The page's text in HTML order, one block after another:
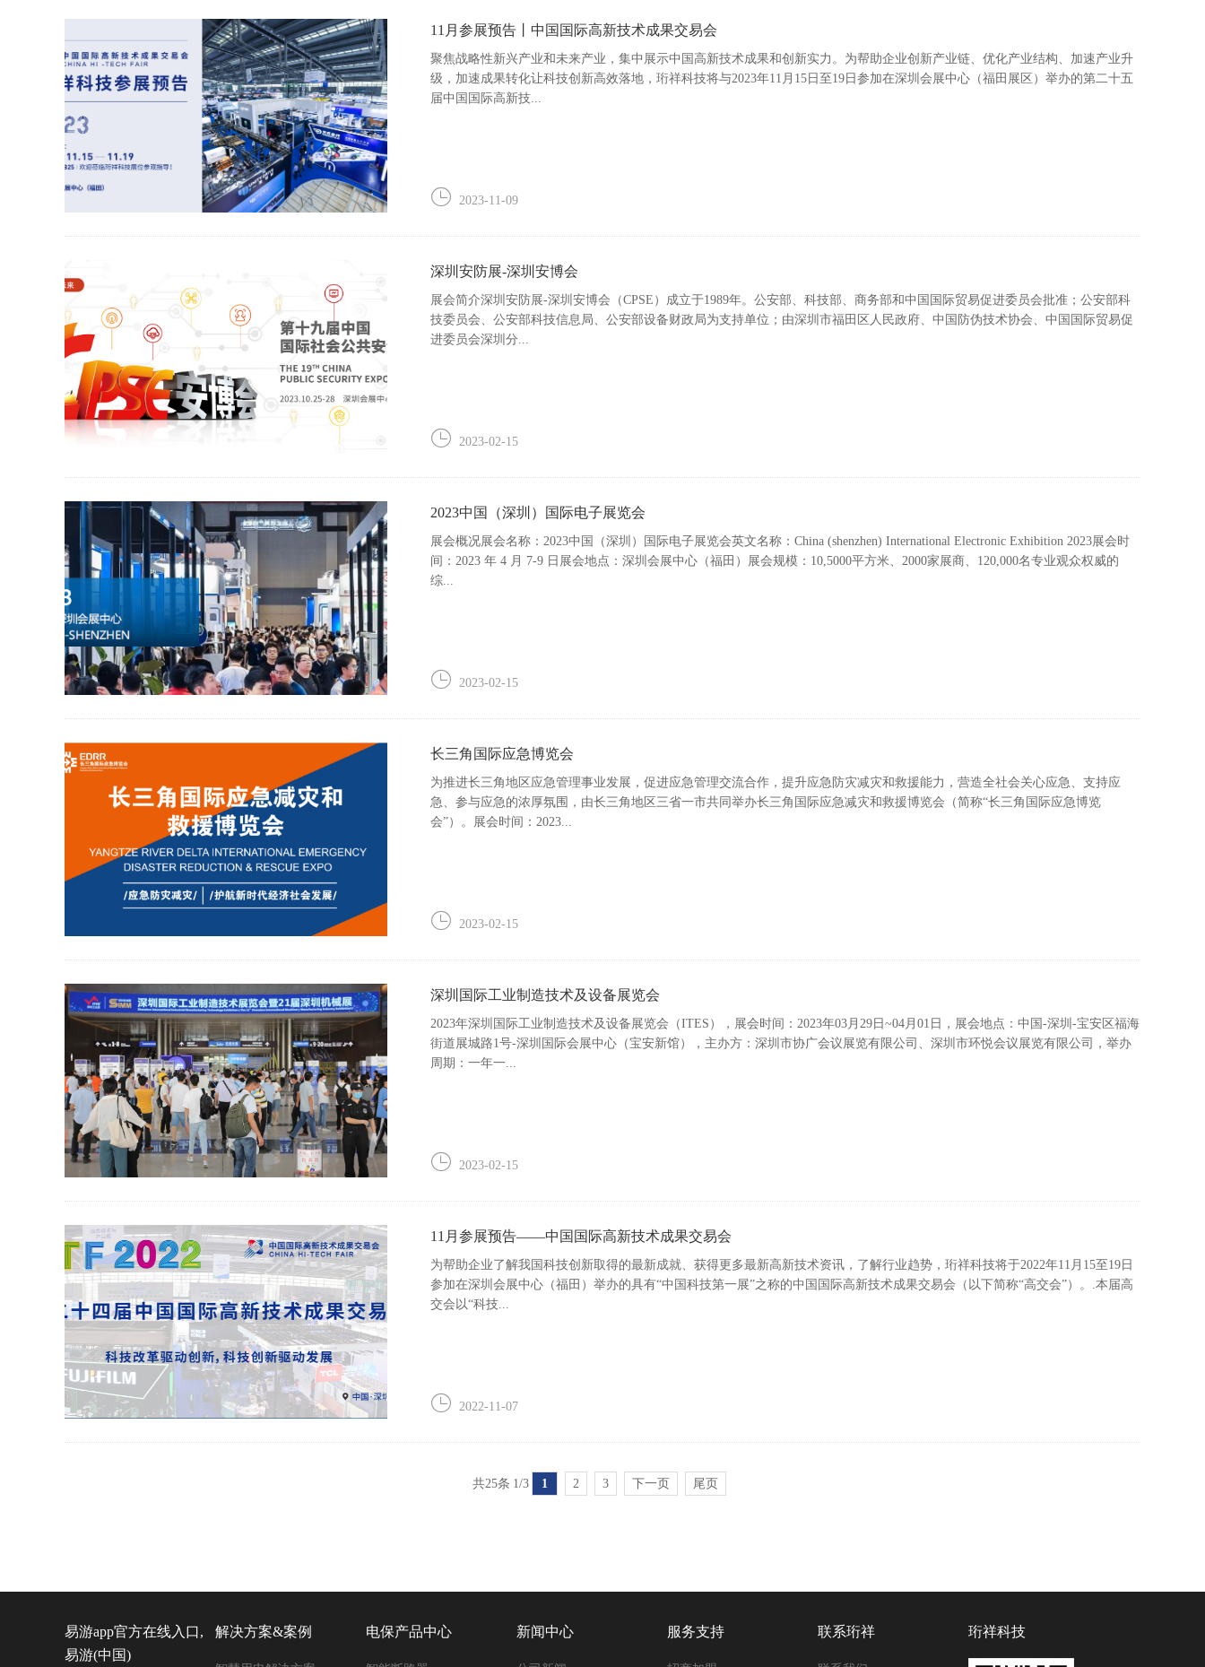
11月参展预告丨中国国际高新技术成果交易会
聚焦战略性新兴产业和未来产业，集中展示中国高新技术成果和创新实力。为帮助企业创新产业链、优化产业结构、加速产业升
级，加速成果转化让科技创新高效落地，珩祥科技将与2023年11月15日至19日参加在深圳会展中心（福田展区）举办的第二十五
届中国国际高新技...
2023-11-09
深圳安防展-深圳安博会
展会简介深圳安防展-深圳安博会（CPSE）成立于1989年。公安部、科技部、商务部和中国国际贸易促进委员会批准；公安部科
技委员会、公安部科技信息局、公安部设备财政局为支持单位；由深圳市福田区人民政府、中国防伪技术协会、中国国际贸易促
进委员会深圳分...
2023-02-15
2023中国（深圳）国际电子展览会
展会概况展会名称：2023中国（深圳）国际电子展览会英文名称：China (shenzhen) International Electronic Exhibition 2023展会时
间：2023 年 4 月 7-9 日展会地点：深圳会展中心（福田）展会规模：10,5000平方米、2000家展商、120,000名专业观众权威的
综...
2023-02-15
长三角国际应急博览会
为推进长三角地区应急管理事业发展，促进应急管理交流合作，提升应急防灾减灾和救援能力，营造全社会关心应急、支持应
急、参与应急的浓厚氛围，由长三角地区三省一市共同举办长三角国际应急减灾和救援博览会（简称“长三角国际应急博览
会”）。展会时间：2023...
2023-02-15
深圳国际工业制造技术及设备展览会
2023年深圳国际工业制造技术及设备展览会（ITES），展会时间：2023年03月29日~04月01日，展会地点：中国-深圳-宝安区福海
街道展城路1号-深圳国际会展中心（宝安新馆），主办方：深圳市协广会议展览有限公司、深圳市环悦会议展览有限公司，举办
周期：一年一...
2023-02-15
11月参展预告——中国国际高新技术成果交易会
为帮助企业了解我国科技创新取得的最新成就、获得更多最新高新技术资讯，了解行业趋势，珩祥科技将于2022年11月15至19日
参加在深圳会展中心（福田）举办的具有“中国科技第一展”之称的中国国际高新技术成果交易会（以下简称“高交会”）。.本届高
交会以“科技...
2022-11-07
共25条 1/3 1 2 3 下一页 尾页
易游app官方在线入口,
易游(中国)
解决方案&案例 电保产品中心 新闻中心 服务支持 联系珩祥 珩祥科技